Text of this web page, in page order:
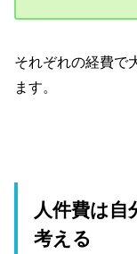
それぞれの経費で
ます。
人件費は自
考える